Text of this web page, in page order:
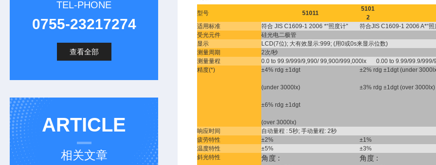
TEL-PHONE
0755-23217274
查看全部
ARTICLE
相关文章
型号 51011
5101
2
适用标准
符合 JIS C1609-1 2006 *“照度计"
符合JIS C1609-1 2006 A*“照
受光元件
硅光电二极管
显示
LCD(7位); 大有效显示:999; (用0或0s来显示位数)
测量周期
2次/秒
测量量程
0.0 to 99.9/999/9,990/ 99,900/999,000lx
0.00 to 9.99/99.9/
精度(*)
±4% rdg ±1dgt
(under 3000lx)
±6% rdg ±1dgt
(over 3000lx)
±2% rdg ±1dgt (under
±3% rdg ±1dgt (over 3000lx)
响应时间
自动量程 : 5秒; 手动量程: 2秒
疲劳特性
±2%
±1%
温度特性
±5%
±3%
斜光特性
角度 :
角度 :